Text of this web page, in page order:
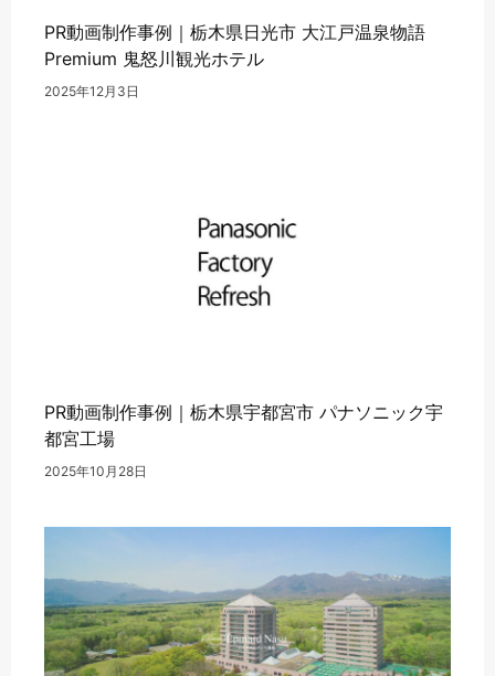
PR動画制作事例｜栃木県日光市 大江戸温泉物語
Premium 鬼怒川観光ホテル
2025年12月3日
PR動画制作事例｜栃木県宇都宮市 パナソニック宇
都宮工場
2025年10月28日